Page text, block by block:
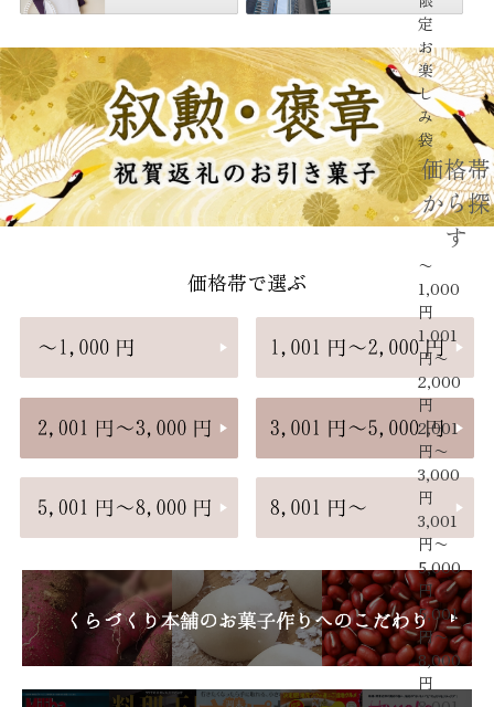
定
お
楽
し
み
袋
価格帯
から探
す
〜
1,000
円
1,001
円〜
2,000
円
2,001
円〜
3,000
円
3,001
円〜
5,000
円
5,001
円〜
8,000
円
価格帯で選ぶ